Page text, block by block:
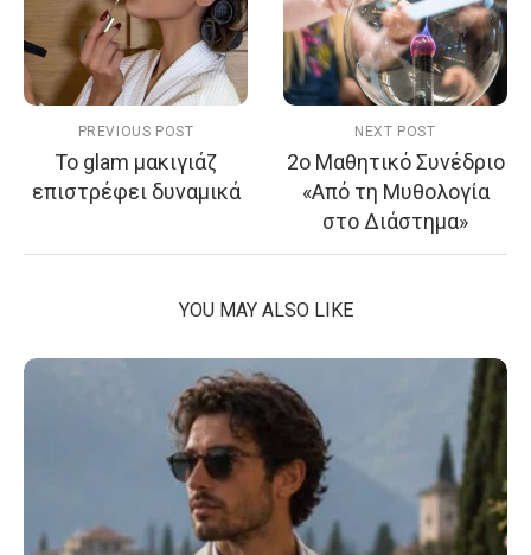
PREVIOUS POST
Το glam μακιγιάζ
επιστρέφει δυναμικά
NEXT POST
2ο Μαθητικό Συνέδριο
«Από τη Μυθολογία
στο Διάστημα»
YOU MAY ALSO LIKE